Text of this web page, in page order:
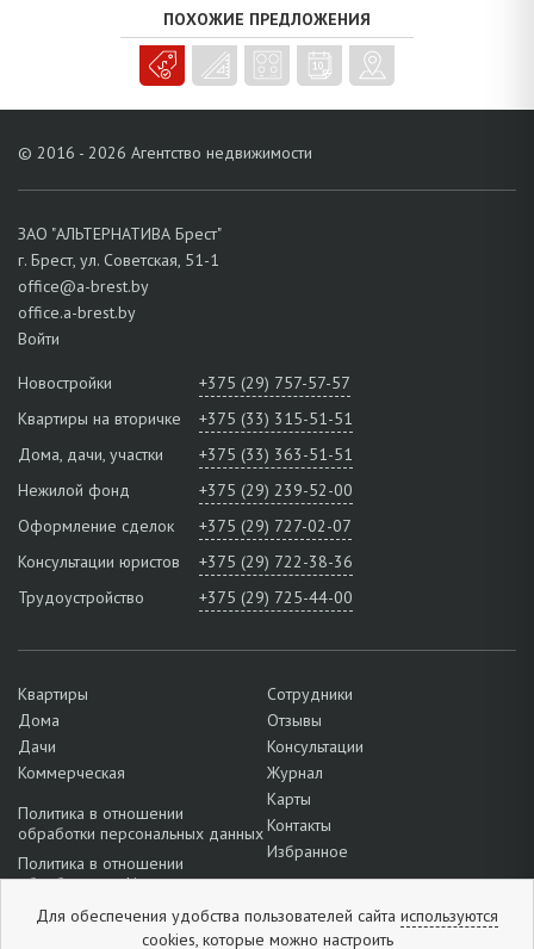
ПОХОЖИЕ ПРЕДЛОЖЕНИЯ
© 2016 - 2026 Агентство недвижимости
ЗАО "АЛЬТЕРНАТИВА Брест"
г. Брест, ул. Советская, 51-1
office@a-brest.by
office.a-brest.by
Войти
Новостройки
+375 (29) 757-57-57
Квартиры на вторичке
+375 (33) 315-51-51
Дома, дачи, участки
+375 (33) 363-51-51
Нежилой фонд
+375 (29) 239-52-00
Оформление сделок
+375 (29) 727-02-07
Консультации юристов
+375 (29) 722-38-36
Трудоустройство
+375 (29) 725-44-00
Квартиры
Дома
Дачи
Коммерческая
Политика в отношении
обработки персональных данных
Политика в отношении
обработки cookie
Подробнее о настройках файлов
Сотрудники
Отзывы
Консультации
Журнал
Карты
Контакты
Избранное
Для обеспечения удобства пользователей сайта используются
cookies,которые можно настроить